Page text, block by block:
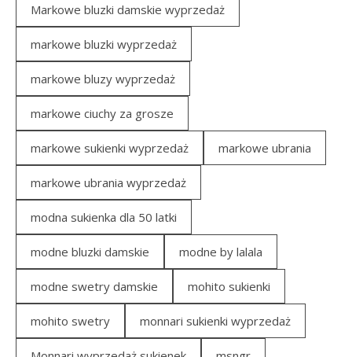
Markowe bluzki damskie wyprzedaż
markowe bluzki wyprzedaż
markowe bluzy wyprzedaż
markowe ciuchy za grosze
markowe sukienki wyprzedaż markowe ubrania
markowe ubrania wyprzedaż
modna sukienka dla 50 latki
modne bluzki damskie modne by lalala
modne swetry damskie mohito sukienki
mohito swetry monnari sukienki wyprzedaż